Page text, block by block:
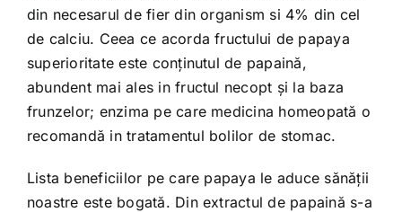
din necesarul de fier din organism si 4% din cel
de calciu. Ceea ce acorda fructului de papaya
superioritate este conţinutul de papaină,
abundent mai ales in fructul necopt şi la baza
frunzelor; enzima pe care medicina homeopată o
recomandă in tratamentul bolilor de stomac.
Lista beneficiilor pe care papaya le aduce sănăţii
noastre este bogată. Din extractul de papaină s-a